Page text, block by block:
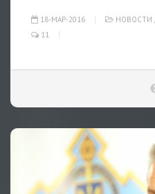
18-МАР-2016 НОВОСТИ
11